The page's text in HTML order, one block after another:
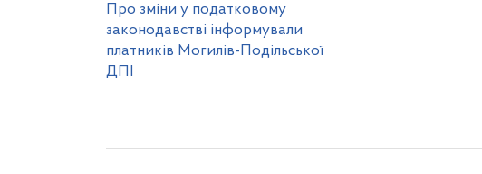
Про зміни у податковому
законодавстві інформували
платників Могилів-Подільської
ДПІ